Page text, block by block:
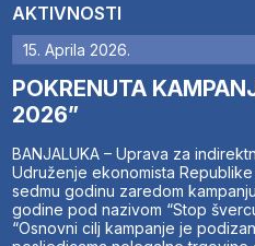
AKTIVNOSTI
15. Aprila 2026.
POKRENUTA
2026”
BANJALUKA – Uprava za
Udruženje ekonomista
sedmu godinu zaredom
godine pod nazivom “Stop
“Osnovni cilj kampanje je